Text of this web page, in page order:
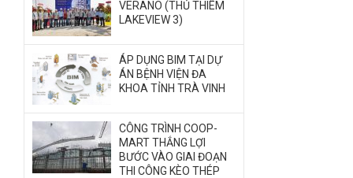
VERANO (THỦ THIÊM
LAKEVIEW 3)
ÁP DỤNG BIM TẠI DỰ
ÁN BỆNH VIỆN ĐA
KHOA TỈNH TRÀ VINH
CÔNG TRÌNH COOP-
MART THẮNG LỢI
BƯỚC VÀO GIAI ĐOẠN
THI CÔNG KÈO THÉP